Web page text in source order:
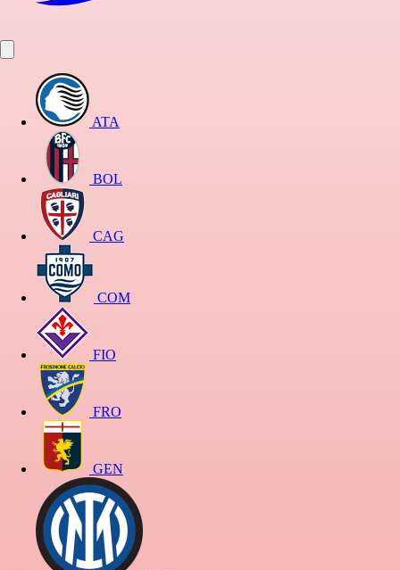
ATA
BOL
CAG
COM
FIO
FRO
GEN